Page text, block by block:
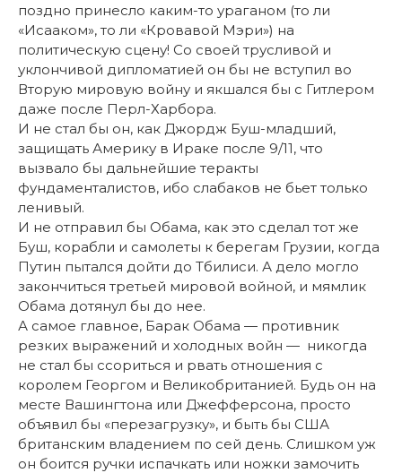
поздно принесло каким-то ураганом (то ли
«Исааком», то ли «Кровавой Мэри») на
политическую сцену! Со своей трусливой и
уклончивой дипломатией он бы не вступил во
Вторую мировую войну и якшался бы с Гитлером
даже после Перл-Харбора.
И не стал бы он, как Джордж Буш-младший,
защищать Америку в Ираке после 9/11, что
вызвало бы дальнейшие теракты
фундаменталистов, ибо слабаков не бьет только
ленивый.
И не отправил бы Обама, как это сделал тот же
Буш, корабли и самолеты к берегам Грузии, когда
Путин пытался дойти до Тбилиси. А дело могло
закончиться третьей мировой войной, и мямлик
Обама дотянул бы до нее.
А самое главное, Барак Обама — противник
резких выражений и холодных войн — никогда
не стал бы ссориться и рвать отношения с
королем Георгом и Великобританией. Будь он на
месте Вашингтона или Джефферсона, просто
объявил бы «перезагрузку», и быть бы США
британским владением по сей день. Слишком уж
он боится ручки испачкать или ножки замочить